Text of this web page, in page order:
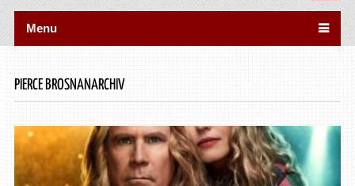
Menu
PIERCE BROSNANARCHIV